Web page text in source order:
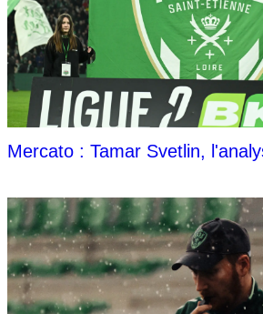
Mercato : Tamar Svetlin,